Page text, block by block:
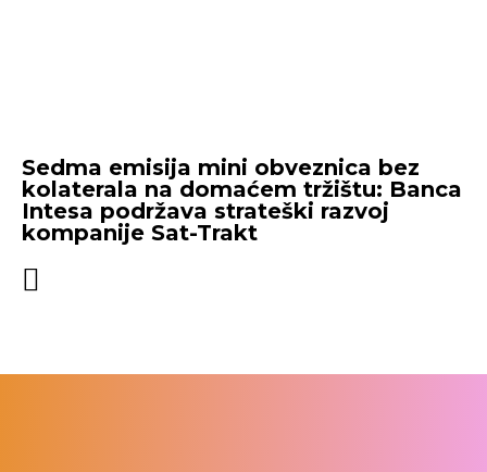
Sedma emisija mini obveznica bez
kolaterala na domaćem tržištu: Banca
Intesa podržava strateški razvoj
kompanije Sat-Trakt